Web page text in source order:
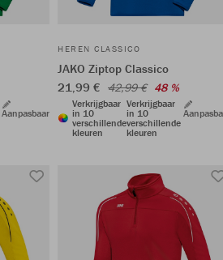
Aanpasbaar
HEREN CLASSICO
JAKO Ziptop Classico
21,99 € 42,99 € 48 %
Verkrijgbaar
in 10
verschillende
kleuren
Verkrijgbaar
in 10
verschillende
kleuren